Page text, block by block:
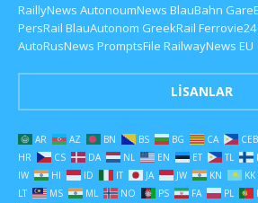
RaillyNews AutonoumNews BlauBahn
PersRail BlauAutonom GreekRail Ferrovie24
AutoRusNews PromptsFile RailwayNews EU
LISANLAR
AR AZ BN BS BG CA CEB
HR
CS DA NL EN ET TL
IW
HI ID IT JA JW KN KK
LT
MS ML NO PS FA PL